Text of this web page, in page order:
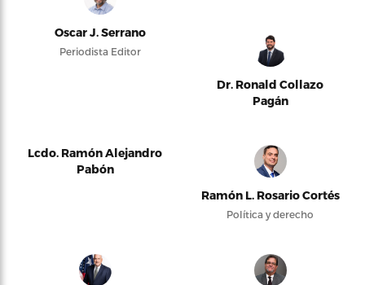
Oscar J. Serrano
Periodista Editor
Dr. Ronald Collazo
Pagán
Lcdo. Ramón Alejandro
Pabón
Ramón L. Rosario Cortés
Política y derecho